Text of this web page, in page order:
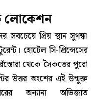
লোকেশন
সবচেয়ে প্রিয় স্থান সুগন্ধা
হোটেল সি-প্রিন্সেসের
থেকে সৈকতের পুরো
উত্তর অংশের এই উন্মুক্ত
অন্যান্য অভিজাত